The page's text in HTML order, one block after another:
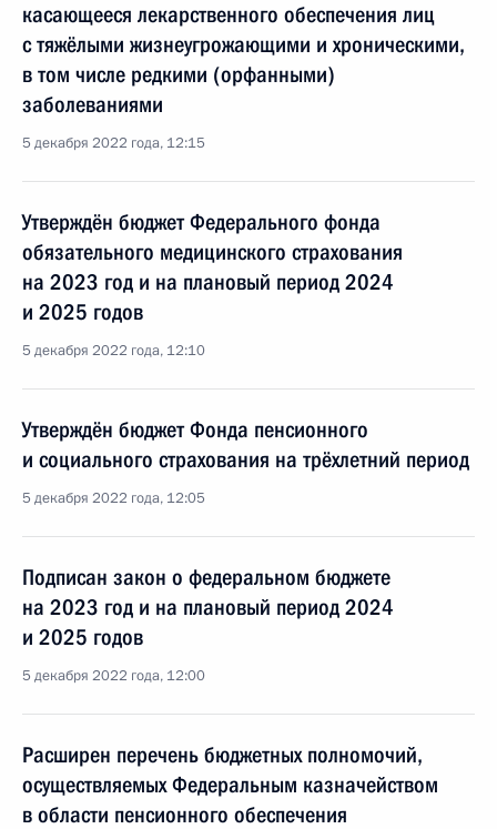
касающееся лекарственного обеспечения лиц
с тяжёлыми жизнеугрожающими и хроническими,
в том числе редкими (орфанными)
заболеваниями
5 декабря 2022 года, 12:15
Утверждён бюджет Федерального фонда
обязательного медицинского страхования
на 2023 год и на плановый период 2024
и 2025 годов
5 декабря 2022 года, 12:10
Утверждён бюджет Фонда пенсионного
и социального страхования на трёхлетний период
5 декабря 2022 года, 12:05
Подписан закон о федеральном бюджете
на 2023 год и на плановый период 2024
и 2025 годов
5 декабря 2022 года, 12:00
Расширен перечень бюджетных полномочий,
осуществляемых Федеральным казначейством
в области пенсионного обеспечения